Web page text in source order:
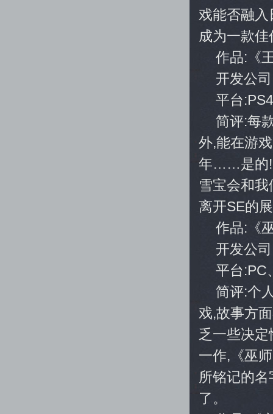
戏能否融
成为一款
作品:《
开发公
平台
简评:每
外,能在游
年……是的!
雪宝会和
离开SE的
作品:《
开发公
平台:PC
简评:个
戏,故事方
乏一些决
一作,《巫
所铭记的
了。